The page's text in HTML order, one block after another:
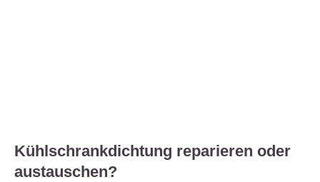
Kühlschrankdichtung reparieren oder
austauschen?